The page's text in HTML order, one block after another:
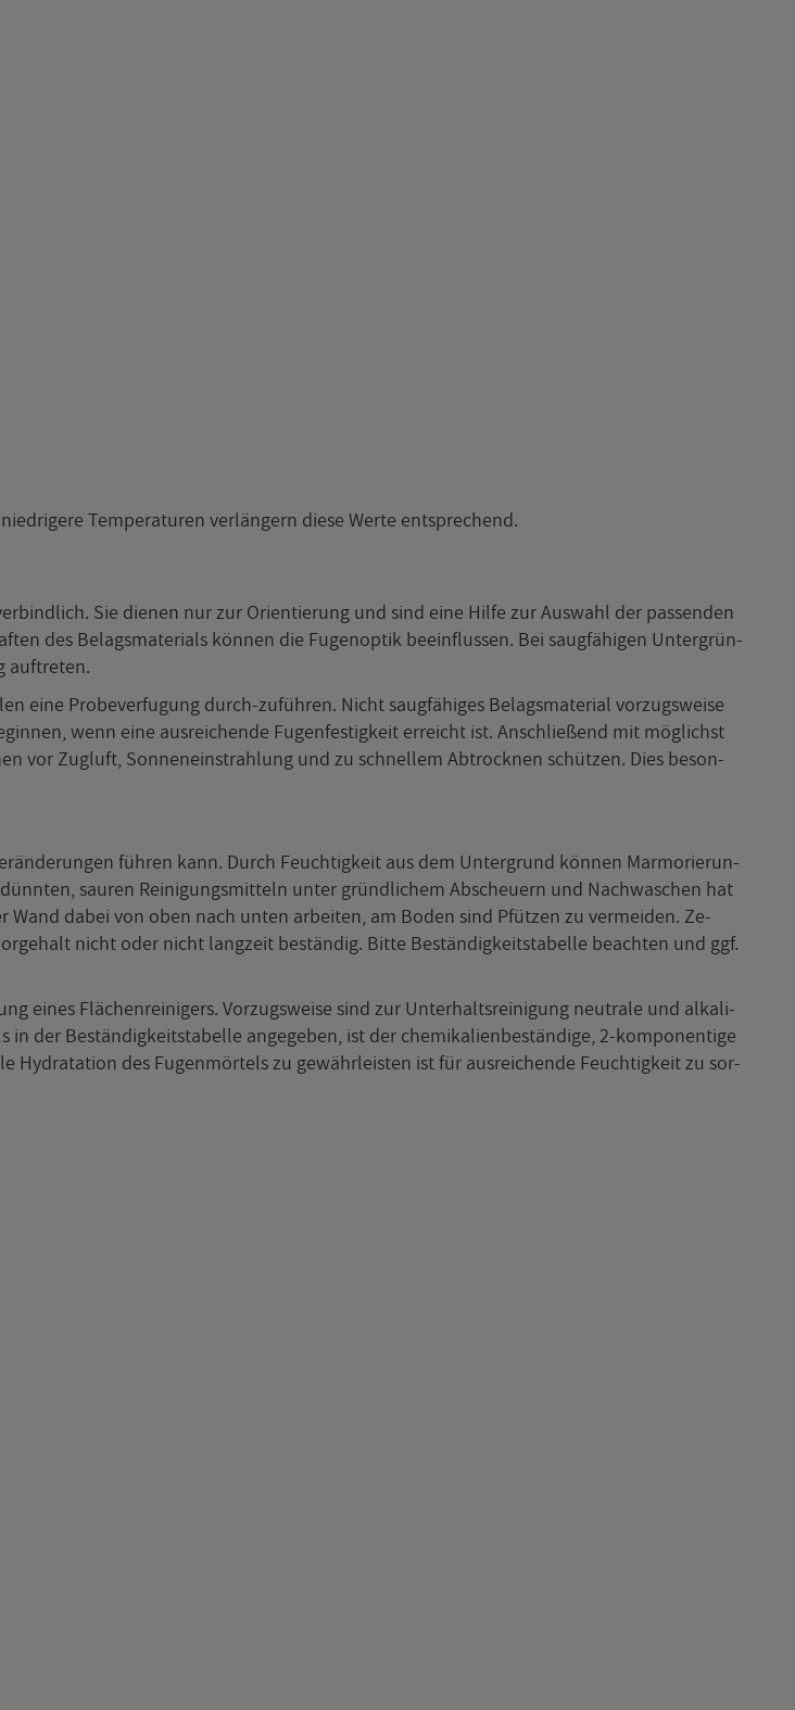
Tem­pe­ra­tu­ren ver­län­gern diese Werte ent­spre­chend.
Sie die­nen nur zur Ori­en­tie­rung und sind eine Hilfe zur Aus­wahl der pas­sen­den
des Be­lags­ma­te­ri­als kön­nen die Fu­gen­op­tik be­ein­flus­sen. Bei saug­fä­hi­gen Un­ter­grün­
auf­tre­ten.
eine Pro­be­ver­fu­gung durch-zu­füh­ren. Nicht saug­fä­hi­ges Be­lags­ma­te­ri­al vor­zugs­wei­se
wenn eine aus­rei­chen­de Fu­gen­fes­tig­keit er­reicht ist. An­schlie­ßend mit mög­lichst
vor Zug­luft, Son­nen­ein­strah­lung und zu schnel­lem Ab­trock­nen schüt­zen. Dies be­son­
füh­ren kann. Durch Feuch­tig­keit aus dem Un­ter­grund kön­nen Mar­mo­rie­run­
sau­ren Rei­ni­gungs­mit­teln unter gründ­li­chem Ab­scheu­ern und Nach­wa­schen hat
Wand dabei von oben nach unten ar­bei­ten, am Boden sind Pfüt­zen zu ver­mei­den. Ze­
nicht oder nicht lang­zeit be­stän­dig. Bitte Be­stän­dig­keits­ta­bel­le be­ach­ten und ggf.
eines Flä­chen­rei­ni­gers. Vor­zugs­wei­se sind zur Un­ter­halts­rei­ni­gung neu­tra­le und al­ka­li­
in der Be­stän­dig­keits­ta­bel­le an­ge­ge­ben, ist der che­mi­ka­li­en­be­stän­di­ge, 2-kom­po­nen­ti­ge
Hy­drata­ti­on des Fu­gen­mör­tels zu ge­währ­leis­ten ist für aus­rei­chen­de Feuch­tig­keit zu sor­